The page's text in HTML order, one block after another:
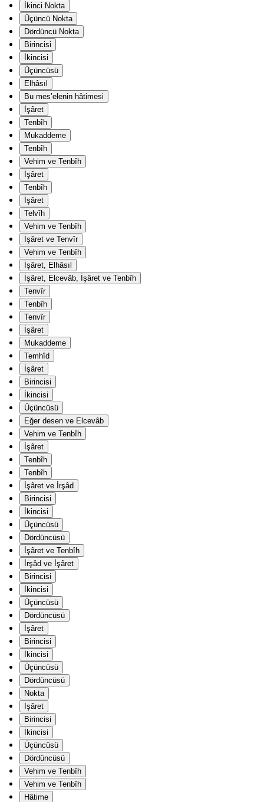
İkinci Nokta
Üçüncü Nokta
Dördüncü Nokta
Birincisi
İkincisi
Üçüncüsü
Elhâsıl
Bu mes’elenin hâtimesi
İşâret
Tenbîh
Mukaddeme
Tenbîh
Vehim ve Tenbîh
İşâret
Tenbîh
İşâret
Telvîh
Vehim ve Tenbîh
İşâret ve Tenvîr
Vehim ve Tenbîh
İşâret, Elhâsıl
İşâret, Elcevâb, İşâret ve Tenbîh
Tenvîr
Tenbîh
Tenvîr
İşâret
Mukaddeme
Temhîd
İşâret
Birincisi
İkincisi
Üçüncüsü
Eğer desen ve Elcevâb
Vehim ve Tenbîh
İşâret
Tenbîh
Tenbîh
İşâret ve İrşâd
Birincisi
İkincisi
Üçüncüsü
Dördüncüsü
İşâret ve Tenbîh
İrşâd ve İşâret
Birincisi
İkincisi
Üçüncüsü
Dördüncüsü
İşâret
Birincisi
İkincisi
Üçüncüsü
Dördüncüsü
Nokta
İşâret
Birincisi
İkincisi
Üçüncüsü
Dördüncüsü
Vehim ve Tenbîh
Vehim ve Tenbîh
Hâtime